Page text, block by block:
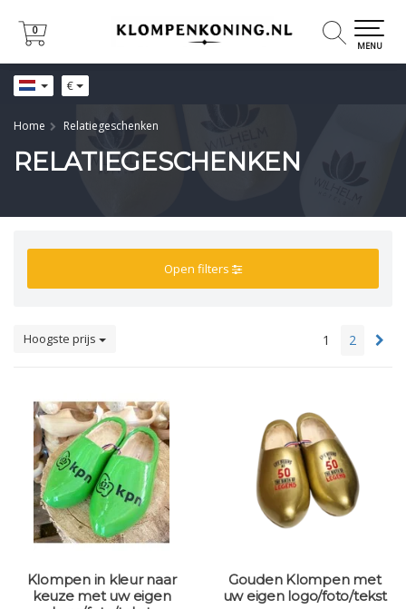
€
0
0
MENU
Home Relatiegeschenken
RELATIEGESCHENKEN
Open filters
Hoogste prijs 1 2
Klompen in kleur naar
keuze met uw eigen
Gouden Klompen met
uw eigen logo/foto/tekst